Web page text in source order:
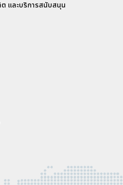
และบริการสนับสนุน